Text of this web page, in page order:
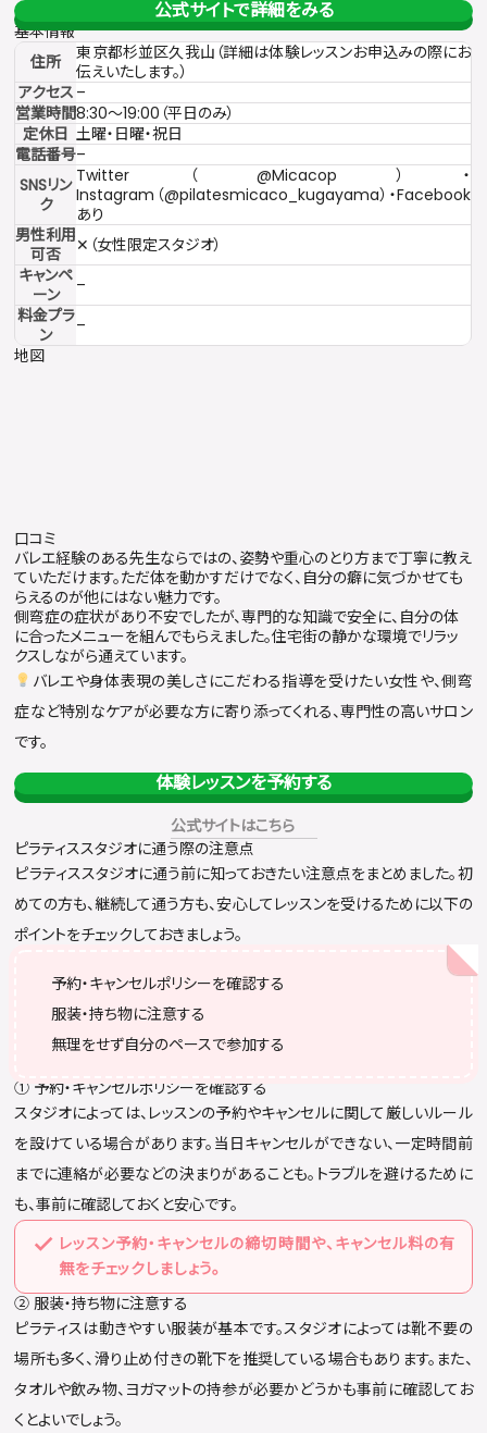
公式サイトで詳細をみる
基本情報
住所
東京都杉並区久我山（詳細は体験レッスンお申込みの際にお
伝えいたします。）
アクセス –
営業時間8:30〜19:00（平日のみ）
定休日 土曜・日曜・祝日
電話番号–
SNSリン
ク
Twitter（@Micacop）・
Instagram（@pilatesmicaco_kugayama）・Facebook
あり
男性利用
可否
✕（女性限定スタジオ）
キャンペ
ーン
–
料金プラ
ン
–
地図
口コミ
バレエ経験のある先生ならではの、姿勢や重心のとり方まで丁寧に教え
ていただけます。ただ体を動かすだけでなく、自分の癖に気づかせても
らえるのが他にはない魅力です。
側弯症の症状があり不安でしたが、専門的な知識で安全に、自分の体
に合ったメニューを組んでもらえました。住宅街の静かな環境でリラッ
クスしながら通えています。
バレエや身体表現の美しさにこだわる指導を受けたい女性や、側弯
症など特別なケアが必要な方に寄り添ってくれる、専門性の高いサロン
です。
体験レッスンを予約する
公式サイトはこちら
ピラティススタジオに通う際の注意点
ピラティススタジオに通う前に知っておきたい注意点をまとめました。初
めての方も、継続して通う方も、安心してレッスンを受けるために以下の
ポイントをチェックしておきましょう。
予約・キャンセルポリシーを確認する
服装・持ち物に注意する
無理をせず自分のペースで参加する
① 予約・キャンセルポリシーを確認する
スタジオによっては、レッスンの予約やキャンセルに関して厳しいルール
を設けている場合があります。当日キャンセルができない、一定時間前
までに連絡が必要などの決まりがあることも。トラブルを避けるために
も、事前に確認しておくと安心です。
レッスン予約・キャンセルの締切時間や、キャンセル料の有
無をチェックしましょう。
② 服装・持ち物に注意する
ピラティスは動きやすい服装が基本です。スタジオによっては靴不要の
場所も多く、滑り止め付きの靴下を推奨している場合もあります。また、
タオルや飲み物、ヨガマットの持参が必要かどうかも事前に確認してお
くとよいでしょう。